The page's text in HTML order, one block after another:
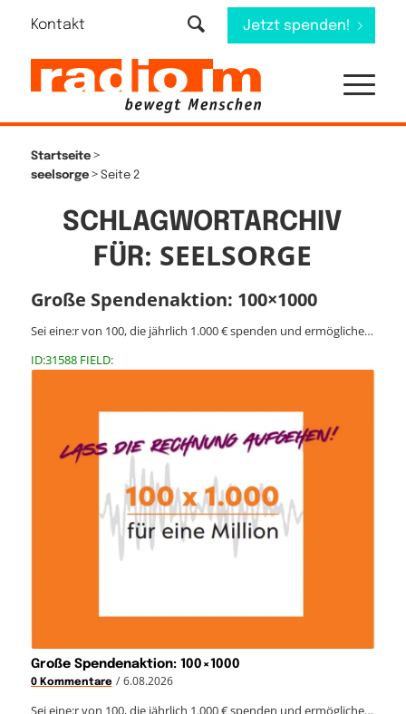
Kontakt Jetzt spenden!
Startseite>
seelsorge> Seite 2
SCHLAGWORTARCHIV
FÜR: SEELSORGE
Große Spendenaktion: 100×1000
Sei eine:r von 100, die jährlich 1.000 € spenden und ermögliche…
ID:31588 FIELD:
Große Spendenaktion: 100×1000
0 Kommentare / 6.08.2026
Sei eine:r von 100, die jährlich 1.000 € spenden und ermögliche…